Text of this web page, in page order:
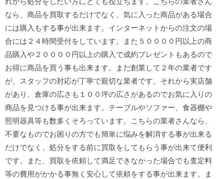
なら、商品を買取するだけでなく、気に入った商品がある場合
には購入もする事が出来ます。インターネットからの注文の場
合には２４時間受付をしています。また５００００円以上の商
品購入や２００００円以上の購入で成約プレゼントもあるので
お得に商品を買う事も出来ます。まだ創業して２年の業者です
が、スタッフの対応が丁寧で親切な業者です。それから実店舗
があり、倉庫の広さも１００坪の広さがあるのでお気に入りの
商品を見つける事が出来ます。テーブルやソファー、食器棚や
照明器具等も数多くそろっています。こちらの業者さんなら、
不要なものでお困りの方でも簡単に悩みを解消する事が出来る
だけでなく、処分をする前に買取をしてもらう事が出来て便利
です。また、買取を依頼して満足できなかった場合でも査定料
等の費用がかかる事無く安心して依頼をする事が出来ます。ま